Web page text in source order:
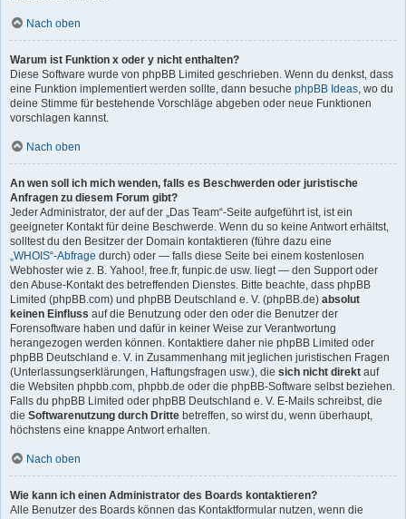
Nach oben
Warum ist Funktion x oder y nicht enthalten?
Diese Software wurde von phpBB Limited geschrieben. Wenn du denkst, dass
eine Funktion implementiert werden sollte, dann besuche phpBB Ideas, wo du
deine Stimme für bestehende Vorschläge abgeben oder neue Funktionen
vorschlagen kannst.
Nach oben
An wen soll ich mich wenden, falls es Beschwerden oder juristische
Anfragen zu diesem Forum gibt?
Jeder Administrator, der auf der „Das Team“-Seite aufgeführt ist, ist ein
geeigneter Kontakt für deine Beschwerde. Wenn du so keine Antwort erhältst,
solltest du den Besitzer der Domain kontaktieren (führe dazu eine
„WHOIS“-Abfrage durch) oder — falls diese Seite bei einem kostenlosen
Webhoster wie z. B. Yahoo!, free.fr, funpic.de usw. liegt — den Support oder
den Abuse-Kontakt des betreffenden Dienstes. Bitte beachte, dass phpBB
Limited (phpBB.com) und phpBB Deutschland e. V. (phpBB.de) absolut
keinen Einfluss auf die Benutzung oder den oder die Benutzer der
Forensoftware haben und dafür in keiner Weise zur Verantwortung
herangezogen werden können. Kontaktiere daher nie phpBB Limited oder
phpBB Deutschland e. V. in Zusammenhang mit jeglichen juristischen Fragen
(Unterlassungserklärungen, Haftungsfragen usw.), die sich nicht direkt auf
die Websiten phpbb.com, phpbb.de oder die phpBB-Software selbst beziehen.
Falls du phpBB Limited oder phpBB Deutschland e. V. E-Mails schreibst, die
die Softwarenutzung durch Dritte betreffen, so wirst du, wenn überhaupt,
höchstens eine knappe Antwort erhalten.
Nach oben
Wie kann ich einen Administrator des Boards kontaktieren?
Alle Benutzer des Boards können das Kontaktformular nutzen, wenn die